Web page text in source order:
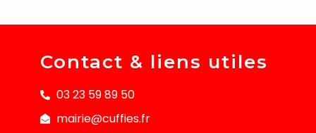
Contact & liens utiles
03 23 59 89 50
mairie@cuffies.fr